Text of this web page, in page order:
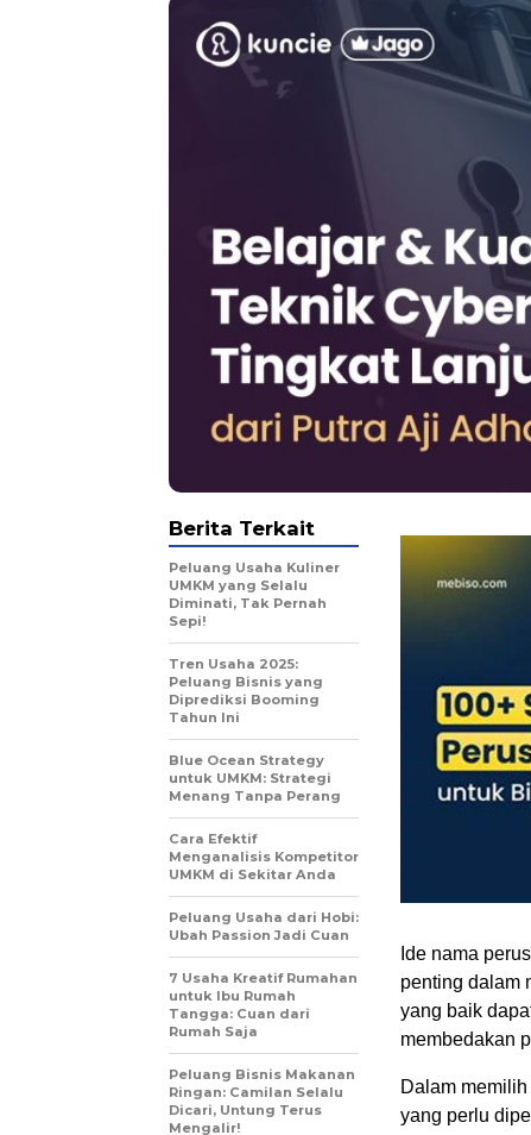
Ide nama
penting dalam
yang baik
membedakan
Dalam
yang perlu
Berita Terkait
Peluang Usaha Kuliner
UMKM yang Selalu
Diminati, Tak Pernah
Sepi!
Tren Usaha 2025:
Peluang Bisnis yang
Diprediksi Booming
Tahun Ini
Blue Ocean Strategy
untuk UMKM: Strategi
Menang Tanpa Perang
Cara Efektif
Menganalisis Kompetitor
UMKM di Sekitar Anda
Peluang Usaha dari Hobi:
Ubah Passion Jadi Cuan
7 Usaha Kreatif Rumahan
untuk Ibu Rumah
Tangga: Cuan dari
Rumah Saja
Peluang Bisnis Makanan
Ringan: Camilan Selalu
Dicari, Untung Terus
Mengalir!